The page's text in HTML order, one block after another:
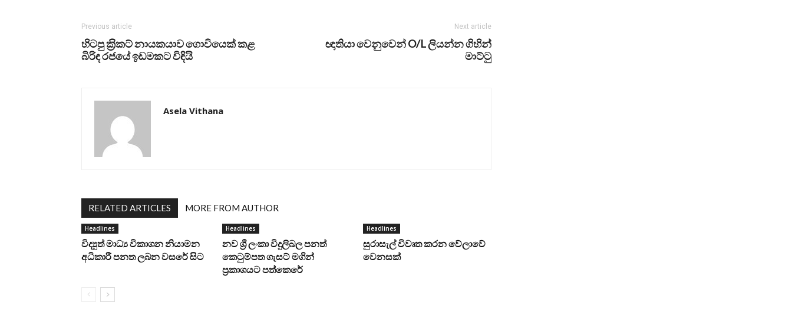
Previous article
හිටපු ක‍්‍රිකට් නායකයාව ගොවියෙක් කළ
බිරිඳ රජයේ ඉඩමකට විඳියි
Next article
ඥාතියා වෙනුවෙන් O/L ලියන්න ගිහින්
මාට්ටු
Asela Vithana
RELATED ARTICLES MORE FROM AUTHOR
Headlines
විද්‍යුත් මාධ්‍ය විකාශන නියාමන
අධිකාරී පනත ලබන වසරේ සිට
Headlines
නව ශ්‍රී ලංකා විදුලිබල පනත්
කෙටුම්පත ගැසට් මගින්
ප්‍රකාශයට පත්කෙරේ
Headlines
සුරාසැල් විවෘත කරන වේලාවේ
වෙනසක්